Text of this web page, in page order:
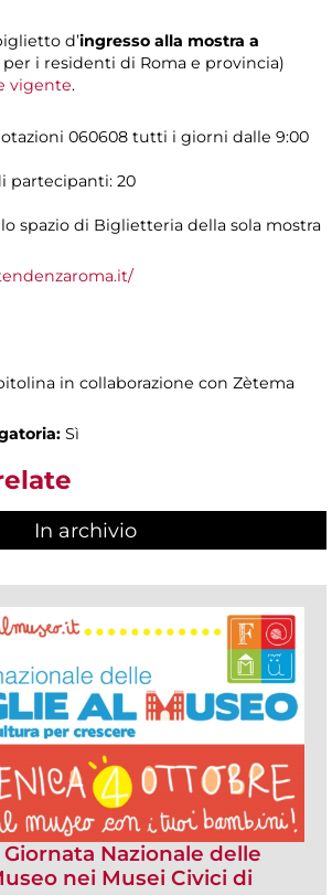
d’ingresso alla mostra a
per i residenti di Roma e provincia)
vigente.
060608 tutti i giorni dalle 9:00
partecipanti: 20
spazio di Biglietteria della sola mostra
in collaborazione con Zètema
Sì
In archivio
Giornata Nazionale delle
nei Musei Civici di